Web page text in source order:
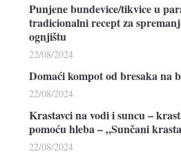
Punjene bundevice/tikvice u
tradicionalni recept za
ognjištu
22/08/2024
Domaći kompot od bresaka na
22/08/2024
Krastavci na vodi i suncu –
pomoću hleba – „Sunčani
22/08/2024